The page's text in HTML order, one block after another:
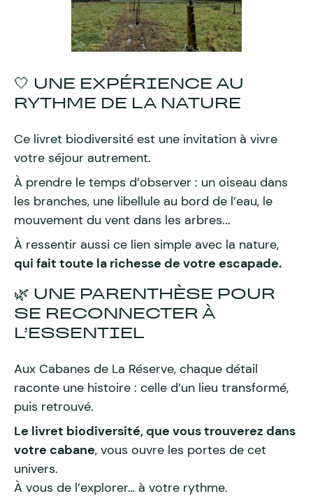
🤍 UNE EXPÉRIENCE AU
RYTHME DE LA NATURE
Ce livret biodiversité est une invitation à vivre
votre séjour autrement.
À prendre le temps d’observer : un oiseau dans
les branches, une libellule au bord de l’eau, le
mouvement du vent dans les arbres...
À ressentir aussi ce lien simple avec la nature,
qui fait toute la richesse de votre escapade.
🌿 UNE PARENTHÈSE POUR
SE RECONNECTER À
L’ESSENTIEL
Aux Cabanes de La Réserve, chaque détail
raconte une histoire : celle d’un lieu transformé,
puis retrouvé.
Le livret biodiversité, que vous trouverez dans
votre cabane, vous ouvre les portes de cet
univers.
À vous de l’explorer… à votre rythme.